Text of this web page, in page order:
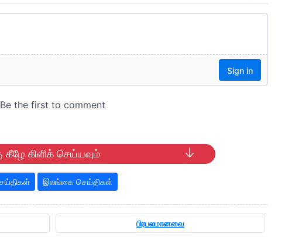
கீழே கிளிக் செய்யவும்
இலங்கை செய்திகள்
பிரபலமானவை